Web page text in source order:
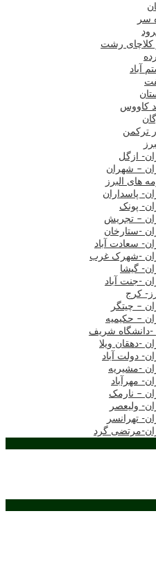
سر
کلاچای رشت
آباد
کاووس
ترکمن
ازگل
– شهران
های البرز
پاسداران
پونک
– تجریش
-ستارخان
سعادت آباد
-شهرک غرب
گیشا
-جنت آباد
کرج
– چیتگر
– حکیمیه
-دانشگاه شریف
-دهقان ویلا
دولت آباد
-مشیریه
مهرآباد
– نارمک
ولیعصر
تهرانسر
مرتضی گرد